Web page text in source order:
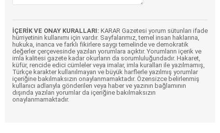
İÇERİK VE ONAY KURALLARI: KARAR Gazetesi yorum sütunları ifade
hürriyetinin kullanımı için vardır. Sayfalarımız, temel insan haklarına,
hukuka, inanca ve farklı fikirlere saygı temelinde ve demokratik
değerler çerçevesinde yazılan yorumlara açıktır. Yorumların içerik ve
imla kalitesi gazete kadar okurların da sorumluluğundadır. Hakaret,
küfür, rencide edici cümleler veya imalar, imla kuralları ile yazılmamış,
Türkçe karakter kullanılmayan ve büyük harflerle yazılmış yorumlar
içeriğine bakılmaksızın onaylanmamaktadır. Özensizce belirlenmiş
kullanıcı adlarıyla gönderilen veya haber ve yazının bağlamının
dışında yazılan yorumlar da içeriğine bakılmaksızın
onaylanmamaktadır.